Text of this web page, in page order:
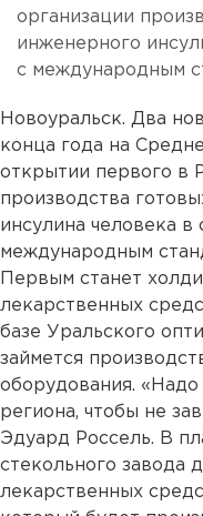
организации
инженерного
с международным
Новоуральск. Два
конца года на
открытии первого в
производства
инсулина человека в
международным
Первым станет
лекарственных
базе Уральского
займется
оборудования. «Надо
региона, чтобы не
Эдуард Россель. В
стекольного завода
лекарственных